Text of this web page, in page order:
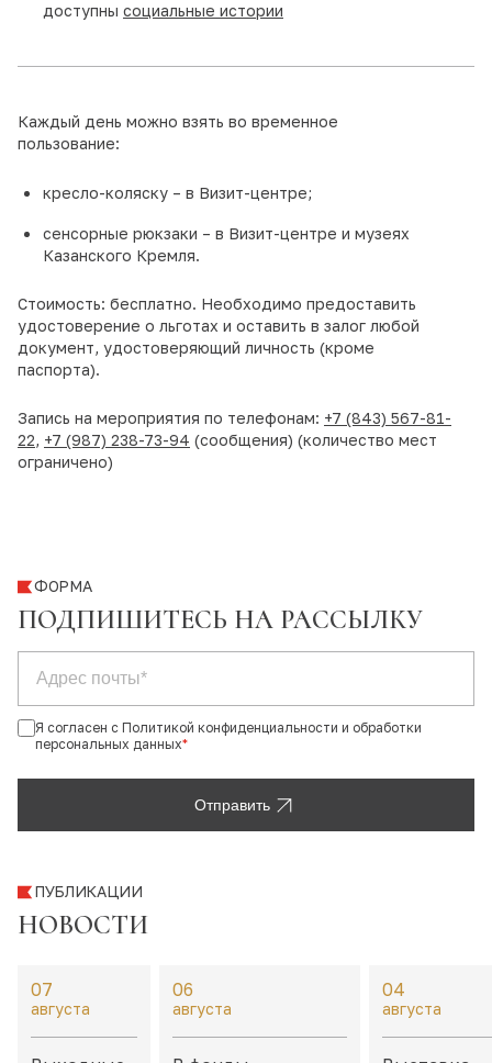
доступны социальные истории
Каждый день можно взять во временное
пользование:
кресло-коляску – в Визит-центре;
сенсорные рюкзаки – в Визит-центре и музеях
Казанского Кремля.
Стоимость: бесплатно. Необходимо предоставить
удостоверение о льготах и оставить в залог любой
документ, удостоверяющий личность (кроме
паспорта).
Запись на мероприятия по телефонам: +7 (843) 567-81-
22, +7 (987) 238-73-94 (сообщения) (количество мест
ограничено)
ФОРМА
ПОДПИШИТЕСЬ НА РАССЫЛКУ
Я согласен с Политикой конфиденциальности и обработки
персональных данных*
Отправить
ПУБЛИКАЦИИ
НОВОСТИ
07
августа
06
августа
04
августа